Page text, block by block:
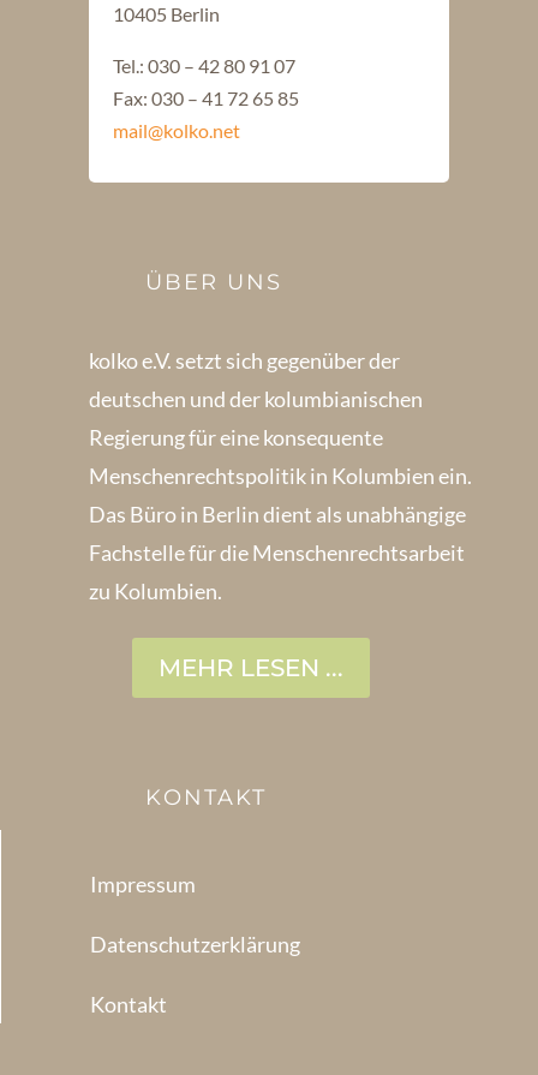
10405 Berlin
Tel.: 030 – 42 80 91 07
Fax: 030 – 41 72 65 85
mail@kolko.net
ÜBER UNS
kolko e.V. setzt sich gegenüber der
deutschen und der kolumbianischen
Regierung für eine konsequente
Menschenrechts­politik in Kolum­bien ein.
Das Büro in Berlin dient als unabhängige
Fachstelle für die Menschen­rechtsarbeit
zu Kolumbien.
MEHR LESEN ...
KONTAKT
Impressum
Datenschutzerklärung
Kontakt